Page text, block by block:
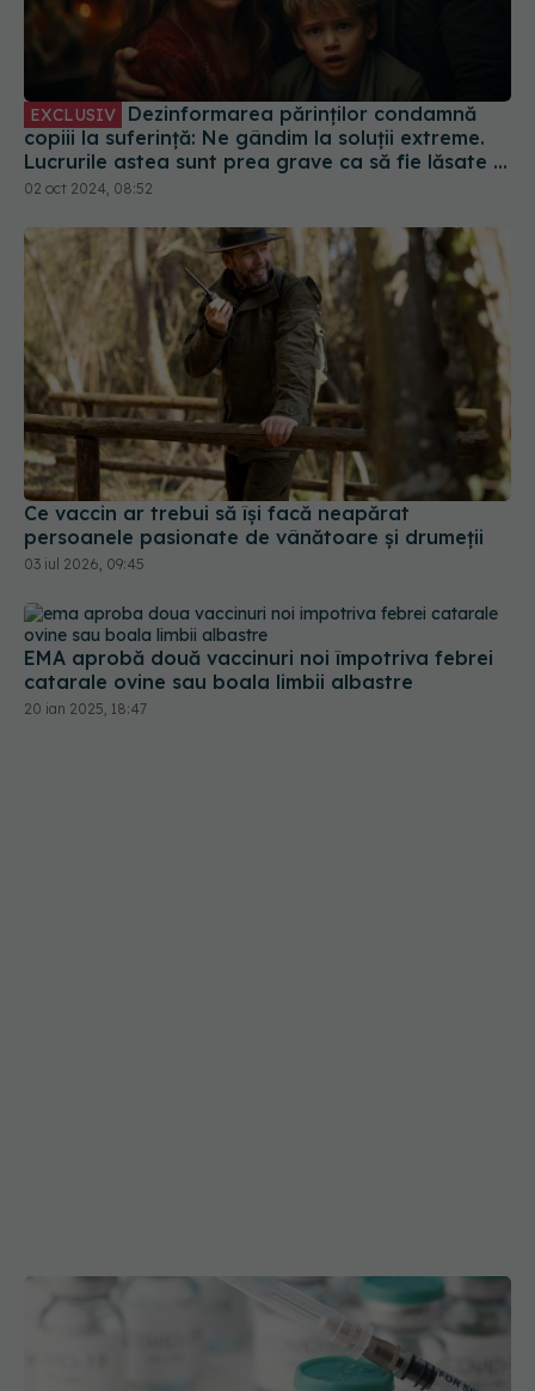
EXCLUSIV
copiii la suferință: Ne gândim la soluții extreme.
Lucrurile astea sunt prea grave ca să fie lăsate la
decizia unor părinți care trăiesc într-o lume
paralelă
02 oct 2024, 08:52
Ce vaccin ar trebui să își facă neapărat
persoanele pasionate de vânătoare și drumeții
03 iul 2026, 09:45
EMA aprobă două vaccinuri noi împotriva febrei
20 ian 2025, 18:47